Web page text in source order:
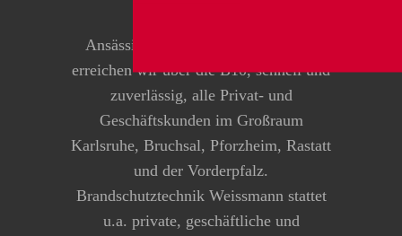
Ansässig in Pfinztal-Kleinsteinbach
erreichen wir über die B10, schnell und
zuverlässig, alle Privat- und
Geschäftskunden im Großraum
Karlsruhe, Bruchsal, Pforzheim, Rastatt
und der Vorderpfalz.
Brandschutztechnik Weissmann stattet
u.a. private, geschäftliche und